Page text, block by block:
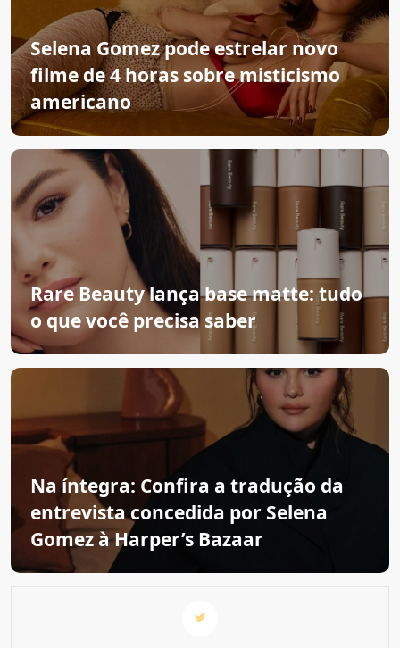
Selena Gomez pode estrelar novo
filme de 4 horas sobre misticismo
americano
Rare Beauty lança base matte: tudo
o que você precisa saber
Na íntegra: Confira a tradução da
entrevista concedida por Selena
Gomez à Harper’s Bazaar